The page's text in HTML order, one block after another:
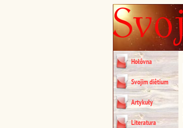
Hołôvna
Svojim diêtium
Artykuły
Literatura